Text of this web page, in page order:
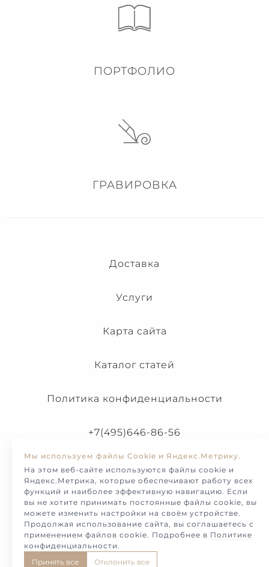
ПОРТФОЛИО
ГРАВИРОВКА
Доставка
Услуги
Карта сайта
Каталог статей
Политика конфиденциальности
+7(495)646-86-56
Мы используем файлы Cookie и Яндекс.Метрику.
На этом веб-сайте используются файлы cookie и
Яндекс.Метрика, которые обеспечивают работу всех
функций и наиболее эффективную навигацию. Если
вы не хотите принимать постоянные файлы cookie, вы
можете изменить настройки на своём устройстве.
Продолжая использование сайта, вы соглашаетесь с
применением файлов cookie. Подробнее в Политике
конфиденциальности.
Принять все
Отклонить все